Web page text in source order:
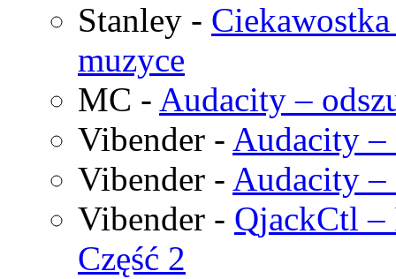
Stanley -
muzyce
MC - Audacity –
Vibender - Audacity –
Vibender - Audacity –
Vibender - QjackCtl –
Część 2